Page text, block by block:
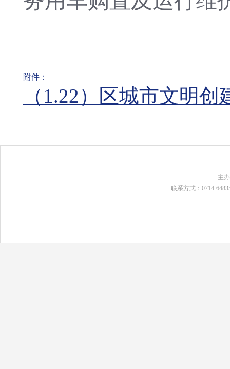
附件：
（1.22）区城市文明
主
联系方式：0714-